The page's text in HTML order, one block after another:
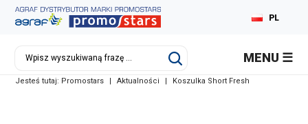
PL
DE
MENU
Jesteś tutaj: Promostars | Aktualności | Koszulka Short Fresh